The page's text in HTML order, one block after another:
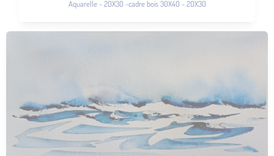
Aquarelle - 20X30 -cadre bois 30X40 - 20X30